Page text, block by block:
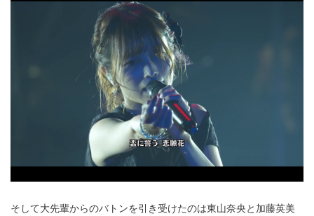
そして大先輩からのバトンを引き受けたのは東山奈央と加藤英美